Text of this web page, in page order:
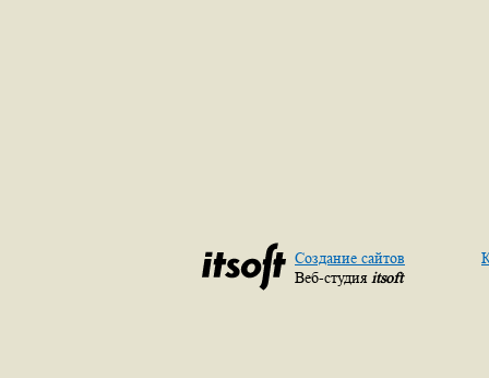
Создание сайтов
Веб-студия itsoft